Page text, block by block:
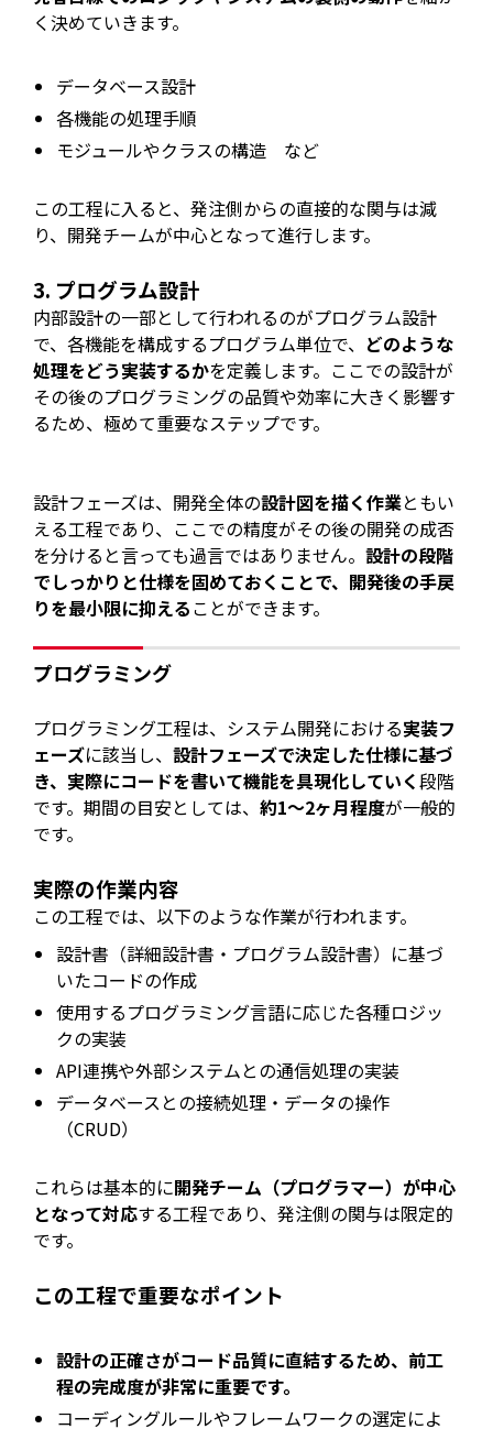
く決めていきます。
データベース設計
各機能の処理手順
モジュールやクラスの構造 など
この工程に入ると、発注側からの直接的な関与は減
り、開発チームが中心となって進行します。
3. プログラム設計
内部設計の一部として行われるのがプログラム設計
で、各機能を構成するプログラム単位で、 どのような
処理をどう実装するかを定義します。ここでの設計が
その後のプログラミングの品質や効率に大きく影響す
るため、極めて重要なステップです。
設計フェーズは、開発全体の設計図を描く作業ともい
える工程であり、ここでの精度がその後の開発の成否
を分けると言っても過言ではありません。設計の段階
でしっかりと仕様を固めておくことで、開発後の手戻
りを最小限に抑えることができます。
プログラミング
プログラミング工程は、システム開発における実装フ
ェーズに該当し、設計フェーズで決定した仕様に基づ
き、実際にコードを書いて機能を具現化していく段階
です。期間の目安としては、約1〜2ヶ月程度が一般的
です。
実際の作業内容
この工程では、以下のような作業が行われます。
設計書（詳細設計書・プログラム設計書）に基づ
いたコードの作成
使用するプログラミング言語に応じた各種ロジッ
クの実装
API連携や外部システムとの通信処理の実装
データベースとの接続処理・データの操作
（CRUD）
これらは基本的に開発チーム（プログラマー）が中心
となって対応する工程であり、発注側の関与は限定的
です。
この工程で重要なポイント
設計の正確さがコード品質に直結するため、前工
程の完成度が非常に重要です。
コーディングルールやフレームワークの選定によ